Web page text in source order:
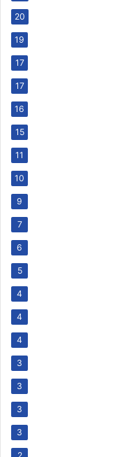
20
19
17
17
16
15
11
10
9
7
6
5
4
4
4
3
3
3
3